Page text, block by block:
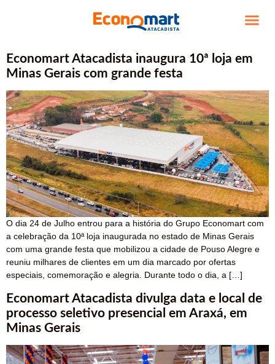
Economart Atacadista inaugura 10ª loja em
Minas Gerais com grande festa
O dia 24 de Julho entrou para a história do Grupo Economart com
a celebração da 10ª loja inaugurada no estado de Minas Gerais
com uma grande festa que mobilizou a cidade de Pouso Alegre e
reuniu milhares de clientes em um dia marcado por ofertas
especiais, comemoração e alegria. Durante todo o dia, a […]
Economart Atacadista divulga data e local de
processo seletivo presencial em Araxá, em
Minas Gerais